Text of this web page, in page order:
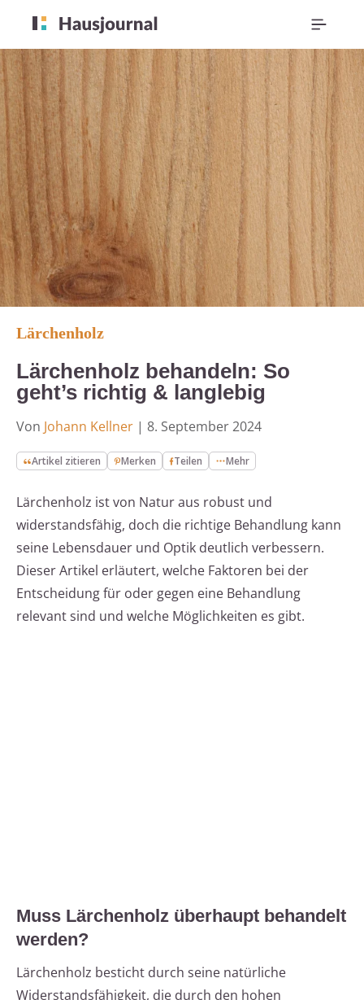
Lärchenholz
Lärchenholz behandeln: So
geht’s richtig & langlebig
Von Johann Kellner | 8. September 2024
Artikel zitieren Merken Teilen Mehr
Lärchenholz ist von Natur aus robust und
widerstandsfähig, doch die richtige Behandlung kann
seine Lebensdauer und Optik deutlich verbessern.
Dieser Artikel erläutert, welche Faktoren bei der
Entscheidung für oder gegen eine Behandlung
relevant sind und welche Möglichkeiten es gibt.
Muss Lärchenholz überhaupt behandelt
werden?
Lärchenholz besticht durch seine natürliche
Widerstandsfähigkeit, die durch den hohen